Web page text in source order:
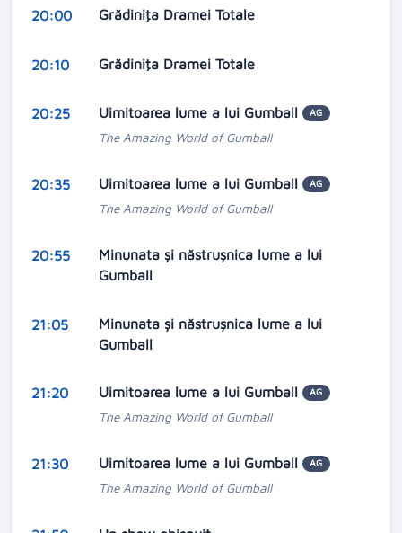
20:00 Grădiniţa Dramei Totale
20:10 Grădiniţa Dramei Totale
20:25 Uimitoarea lume a lui Gumball AG
The Amazing World of Gumball
20:35 Uimitoarea lume a lui Gumball AG
The Amazing World of Gumball
20:55
Minunata și năstrușnica lume a lui
Gumball
21:05
Minunata și năstrușnica lume a lui
Gumball
21:20 Uimitoarea lume a lui Gumball AG
The Amazing World of Gumball
21:30 Uimitoarea lume a lui Gumball AG
The Amazing World of Gumball